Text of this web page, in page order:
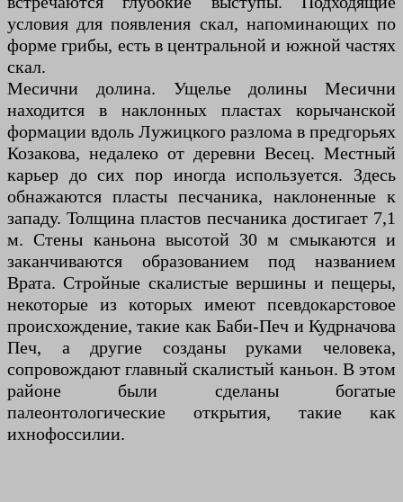
условия для появления скал, напоминающих по
форме грибы, есть в центральной и южной частях
скал.
Месични долина. Ущелье долины Месични
находится в наклонных пластах корычанской
формации вдоль Лужицкого разлома в предгорьях
Козакова, недалеко от деревни Весец. Местный
карьер до сих пор иногда используется. Здесь
обнажаются пласты песчаника, наклоненные к
западу. Толщина пластов песчаника достигает 7,1
м. Стены каньона высотой 30 м смыкаются и
заканчиваются образованием под названием
Врата. Стройные скалистые вершины и пещеры,
некоторые из которых имеют псевдокарстовое
происхождение, такие как Баби-Печ и Кудрначова
Печ, а другие созданы руками человека,
сопровождают главный скалистый каньон. В этом
районе были сделаны богатые
палеонтологические открытия, такие как
ихнофоссилии.